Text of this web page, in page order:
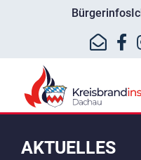
Bürgerinfos
AKTUELLES